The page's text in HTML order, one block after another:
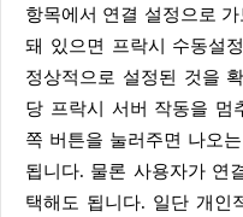
항목에서 연결 설정으로
돼 있으면 프락시 수동설
정상적으로 설정된 것을
당 프락시 서버 작동을 멈
쪽 버튼을 눌러주면 나오
됩니다. 물론 사용자가 연
택해도 됩니다. 일단 개인